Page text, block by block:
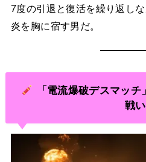
7度の引退と復活を繰り返し
炎を胸に宿す男だ。
「電流爆破デスマッ
戦い